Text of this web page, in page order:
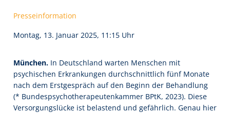
Presseinformation
Montag, 13. Januar 2025, 11:15 Uhr
München. In Deutschland warten Menschen mit
psychischen Erkrankungen durchschnittlich fünf Monate
nach dem Erstgespräch auf den Beginn der Behandlung
(* Bundespsychotherapeutenkammer BPtK, 2023). Diese
Versorgungslücke ist belastend und gefährlich. Genau hier